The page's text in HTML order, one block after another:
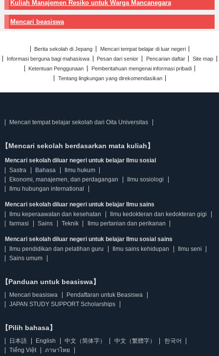
Kuliah Manajemen Resiko untuk Warga Mancanegara
Mencari beasiswa
Berita sekolah di Jepang
Mencari tempat belajar di luar negeri
Informasi berguna bagi mahasiswa
Pesan dari senior Pencarian daftar
Site map
Ketentuan Penggunaan
Pemberitahuan mengenai informasi pribadi
Tentang lingkungan yang direkomendasikan
Mencari tempat belajar sekolah dari Oita Universitas
【Mencari sekolah berdasarkan mata kuliah】
Mencari sekolah diluar negeri untuk belajar Ilmu sosial
Sastra
Bahasa
Ilmu hukum
Ekonomi, manajemen, dan perdagangan
Ilmu sosiologi
Ilmu hubungan international
Mencari sekolah diluar negeri untuk belajar Ilmu sains
Ilmu keperaawatan dan kesehatan
Ilmu kedokteran dan kedokteran gigi
farmasi
Sains Teknik Ilmu pertanian dan perikanan
Mencari sekolah diluar negeri untuk belajar Ilmu sosial sains
Ilmu pendidikan dan pelatihan guru
Ilmu sains kehidupan
Ilmu seni
Sains umum
【Panduan untuk beasiswa】
Mencari beasiswa
Pendaftaran untuk Beasiswa
JAPAN STUDY SUPPORT Scholarships
【Pilih bahasa】
日本語 English 中文（简体字） 中文（繁體字）
한국어
Tiếng Việt
ภาษาไทย